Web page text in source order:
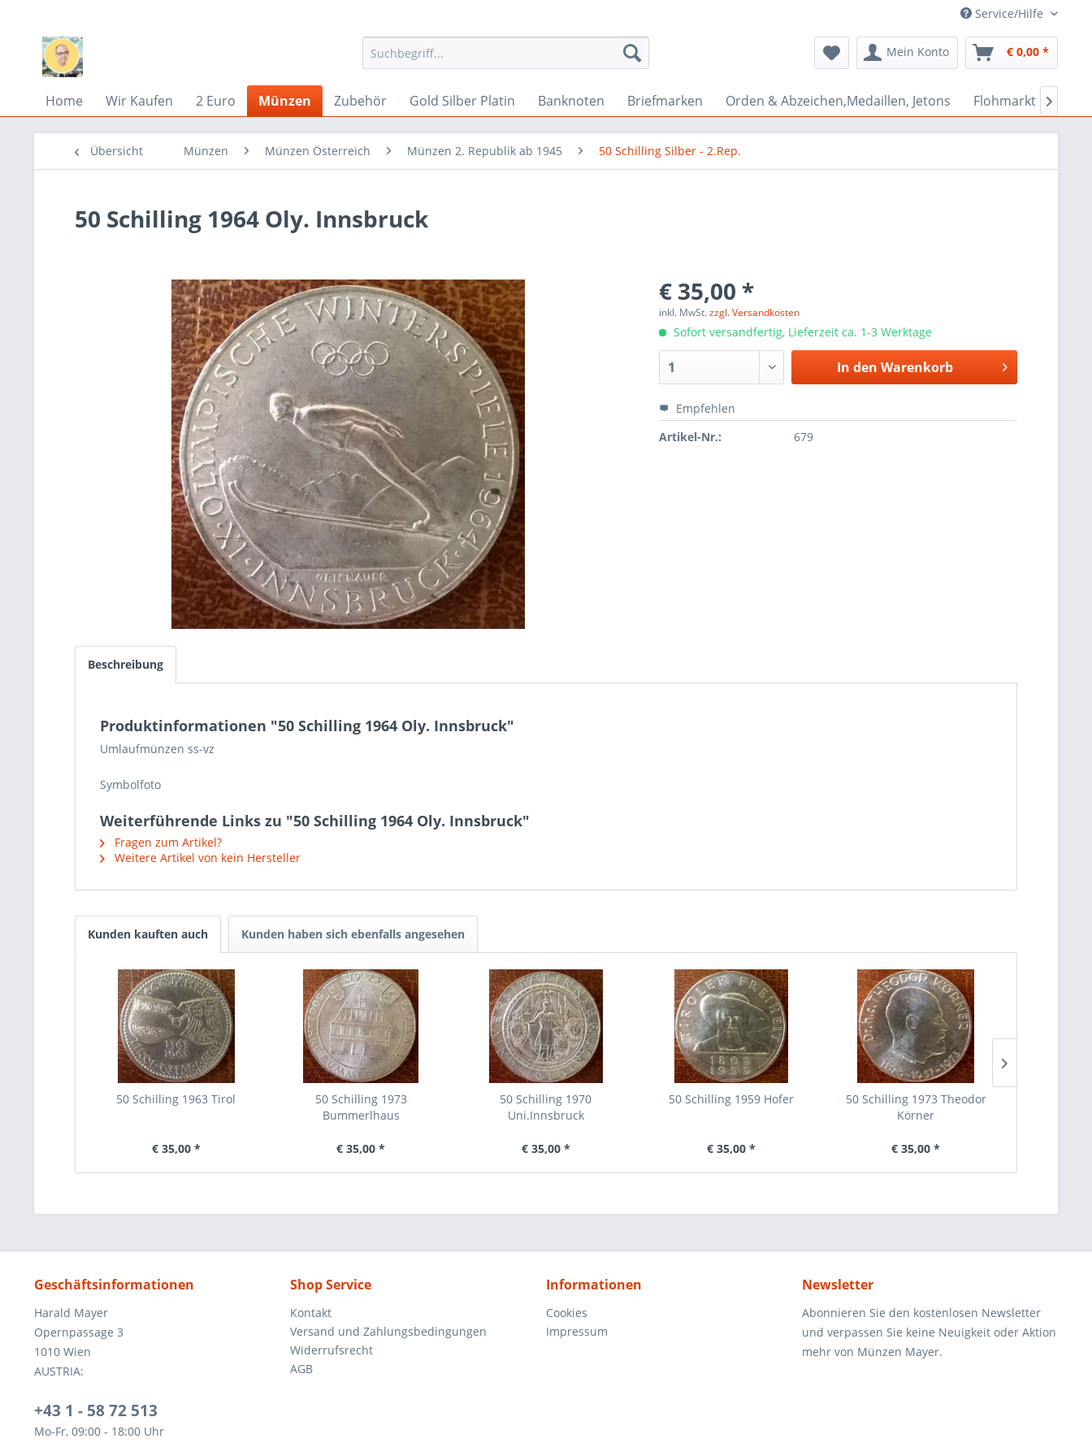
Service/Hilfe
Mein Konto € 0,00 *
Home Wir Kaufen 2 Euro Münzen Zubehör Gold Silber Platin Banknoten Briefmarken Orden & Abzeichen,Medaillen, Jetons Flohmarkt Bazar

Übersicht Münzen Münzen Österreich Münzen 2. Republik ab 1945 50 Schilling Silber - 2.Rep.
50 Schilling 1964 Oly. Innsbruck
€ 35,00 *
inkl. MwSt.zzgl. Versandkosten
Sofort versandfertig, Lieferzeit ca. 1-3 Werktage
In den Warenkorb
Empfehlen
Artikel-Nr.:
679
Beschreibung
Produktinformationen "50 Schilling 1964 Oly. Innsbruck"
Umlaufmünzen ss-vz
Symbolfoto
Weiterführende Links zu "50 Schilling 1964 Oly. Innsbruck"
Fragen zum Artikel?
Weitere Artikel von kein Hersteller
Kunden kauften auch Kunden haben sich ebenfalls angesehen
50 Schilling 1963 Tirol
€ 35,00 *
50 Schilling 1973
Bummerlhaus
€ 35,00 *
50 Schilling 1970
Uni.Innsbruck
€ 35,00 *
50 Schilling 1959 Hofer
€ 35,00 *
50 Schilling 1973 Theodor
Körner
€ 35,00 *
Geschäftsinformationen
Harald Mayer
Opernpassage 3
1010 Wien
AUSTRIA:
+43 1 - 58 72 513
Mo-Fr, 09:00 - 18:00 Uhr
Shop Service
Kontakt
Versand und Zahlungsbedingungen
Widerrufsrecht
AGB
Informationen
Cookies
Impressum
Newsletter
Abonnieren Sie den kostenlosen Newsletter
und verpassen Sie keine Neuigkeit oder Aktion
mehr von Münzen Mayer.